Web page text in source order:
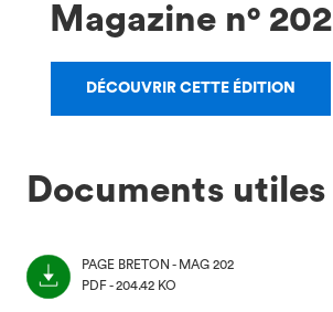
Magazine n° 202
DÉCOUVRIR CETTE ÉDITION
Documents utiles
PAGE BRETON - MAG 202
PDF - 204.42 KO